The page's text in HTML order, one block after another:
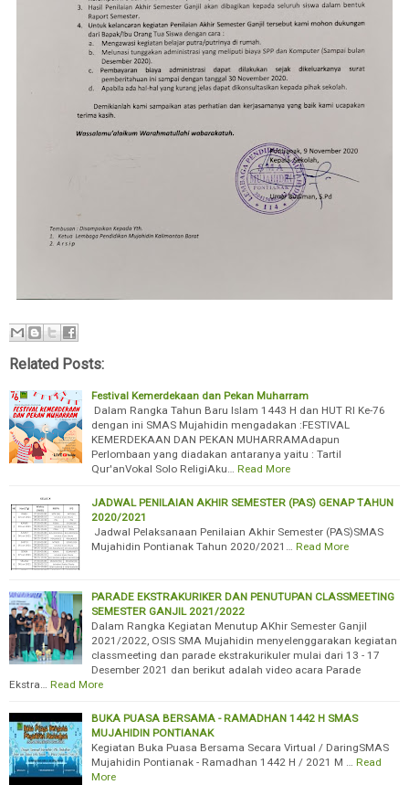
Related Posts:
Festival Kemerdekaan dan Pekan Muharram
Dalam Rangka Tahun Baru Islam 1443 H dan HUT RI Ke-76
dengan ini SMAS Mujahidin mengadakan :FESTIVAL
KEMERDEKAAN DAN PEKAN MUHARRAMAdapun
Perlombaan yang diadakan antaranya yaitu : Tartil
Qur'anVokal Solo ReligiAku… Read More
JADWAL PENILAIAN AKHIR SEMESTER (PAS) GENAP TAHUN
2020/2021
Jadwal Pelaksanaan Penilaian Akhir Semester (PAS)SMAS
Mujahidin Pontianak Tahun 2020/2021… Read More
PARADE EKSTRAKURIKER DAN PENUTUPAN CLASSMEETING
SEMESTER GANJIL 2021/2022
Dalam Rangka Kegiatan Menutup AKhir Semester Ganjil
2021/2022, OSIS SMA Mujahidin menyelenggarakan kegiatan
classmeeting dan parade ekstrakurikuler mulai dari 13 - 17
Desember 2021 dan berikut adalah video acara Parade
Ekstra… Read More
BUKA PUASA BERSAMA - RAMADHAN 1442 H SMAS
MUJAHIDIN PONTIANAK
Kegiatan Buka Puasa Bersama Secara Virtual / DaringSMAS
Mujahidin Pontianak - Ramadhan 1442 H / 2021 M … Read
More